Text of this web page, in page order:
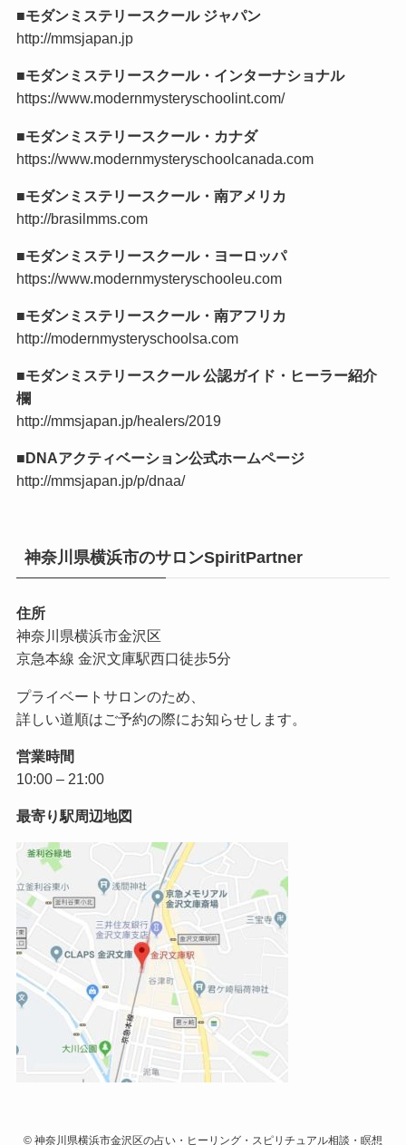
■モダンミステリースクール ジャパン
http://mmsjapan.jp
■モダンミステリースクール・インターナショナル
https://www.modernmysteryschoolint.com/
■モダンミステリースクール・カナダ
https://www.modernmysteryschoolcanada.com
■モダンミステリースクール・南アメリカ
http://brasilmms.com
■モダンミステリースクール・ヨーロッパ
https://www.modernmysteryschooleu.com
■モダンミステリースクール・南アフリカ
http://modernmysteryschoolsa.com
■モダンミステリースクール 公認ガイド・ヒーラー紹介
欄
http://mmsjapan.jp/healers/2019
■DNAアクティベーション公式ホームページ
http://mmsjapan.jp/p/dnaa/
神奈川県横浜市のサロンSpiritPartner
住所
神奈川県横浜市金沢区
京急本線 金沢文庫駅西口徒歩5分
プライベートサロンのため、
詳しい道順はご予約の際にお知らせします。
営業時間
10:00 – 21:00
最寄り駅周辺地図
© 神奈川県横浜市金沢区の占い・ヒーリング・スピリチュアル相談・瞑想